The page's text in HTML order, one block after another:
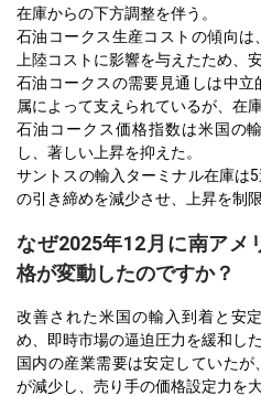
在庫からの下方調整を伴う。
石油コークス生産コストの傾向
上陸コストに影響を与えたため、
石油コークスの需要見通しは中
属によって支えられているが、在
石油コークス価格指数は米国の
し、著しい上昇を抑えた。
サントスの輸入ターミナル在庫は
の引き締めを減少させ、上昇を制限
なぜ2025年12月に南アメ
格が変動したのですか？
改善された米国の輸入到着と安
め、即時市場の逼迫圧力を緩和した
国内の産業需要は安定していた
が減少し、売り手の価格設定力を